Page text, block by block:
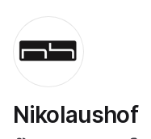
Nikolaushof